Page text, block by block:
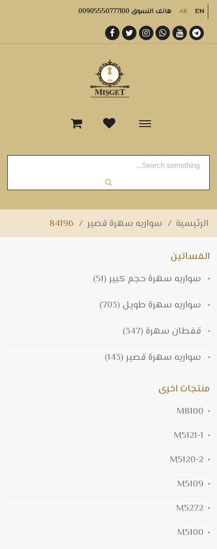
AR EN هاتف التسوق 00905550777100
-
الرئيسية / سواريه سهرة قصير /
84196
الفساتين
سواريه سهرة حجم كبير (51)
سواريه سهرة طويل (703)
قفطان سهرة (347)
سواريه سهرة قصير (143)
منتجات اخرى
M8100
M5121-1
M5120-2
M5109
M5272
M5100